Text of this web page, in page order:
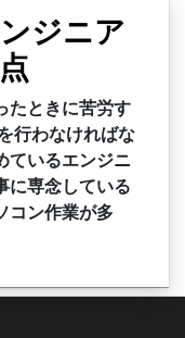
ジニア
たときに苦労す
行わなければな
ているエンジニ
に専念している
コン作業が多